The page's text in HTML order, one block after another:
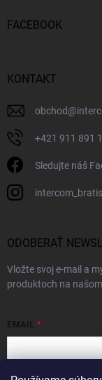
FACEBOOK
KONTAKT
obchod@
+421 911 891
Sledujte náš
ODOBERAŤ
Vložte svoj e-mail a
produktoch na
EMAIL